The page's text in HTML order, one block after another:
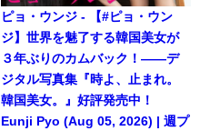
ピョ・ウンジ - 【#ピョ・ウン
ジ】世界を魅了する韓国美女が
３年ぶりのカムバック！――デ
ジタル写真集『時よ、止まれ。
韓国美女。』好評発売中！
Eunji Pyo (Aug 05, 2026) | 週プ